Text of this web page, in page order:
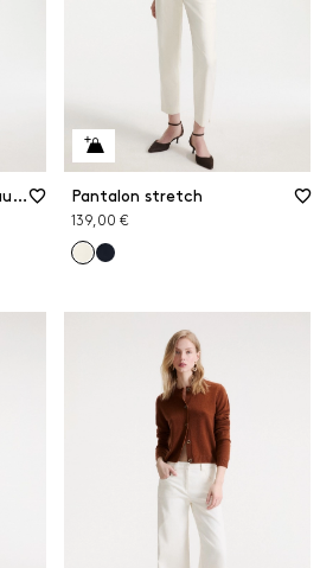
Pantalon stretch fendu aux chevilles Pantalon stretch
139,00 €